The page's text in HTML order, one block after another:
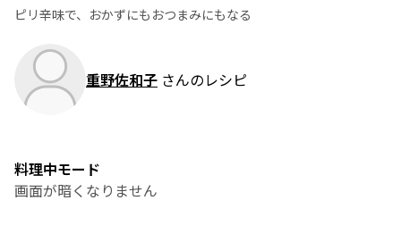
ピリ辛味で、おかずにもおつまみにもなる
重野佐和子 さんのレシピ
料理中モード
画面が暗くなりません